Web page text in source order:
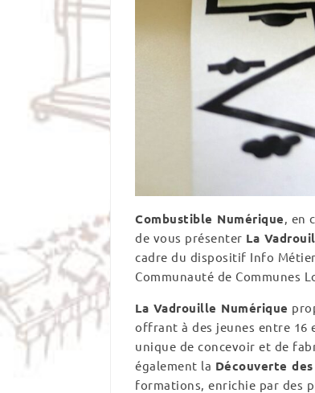
Combustible Numérique ,
de vous présenter La
cadre du dispositif Info
Communauté de Communes
La Vadrouille Numérique
offrant à des jeunes entre 16
unique de concevoir et de
également la Découverte
formations, enrichie par des